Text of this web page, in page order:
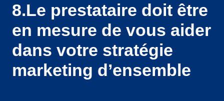
8.Le prestataire doit être
en mesure de vous aider
dans votre stratégie
marketing d’ensemble